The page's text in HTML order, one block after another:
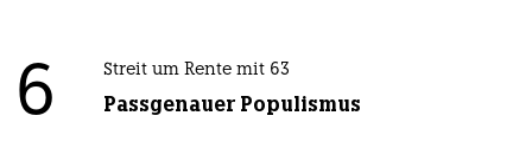
6 Streit um Rente mit 63
Passgenauer Populismus